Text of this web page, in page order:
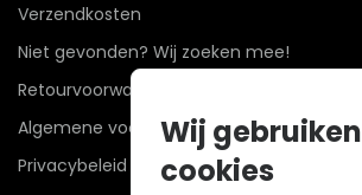
Verzendkosten
Niet gevonden? Wij zoeken mee!
Retourvoorwaarden
Algemene voorwaarden
Privacybeleid
Wij gebruiken
cookies